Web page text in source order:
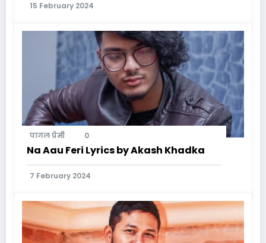
15 February 2024
पागल प्रेमी 0
Na Aau Feri Lyrics by Akash Khadka
7 February 2024